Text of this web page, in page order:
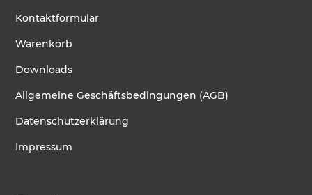
Kontaktformular
Warenkorb
Downloads
Allgemeine Geschäftsbedingungen (AGB)
Datenschutzerklärung
Impressum